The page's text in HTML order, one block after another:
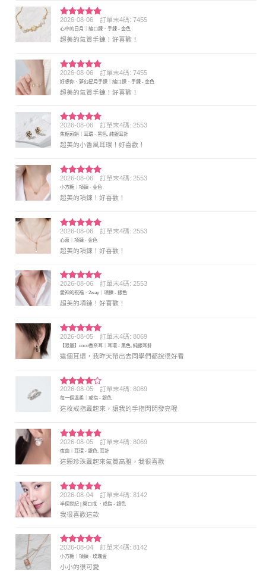
評分5 滿
分 5
2026-08-06 訂單末4碼: 7455
心中的日月｜縮口鍊．手鍊 - 金色
超美的氣質手鍊！好喜歡！
評分5滿
分 5
2026-08-06 訂單末4碼: 7455
好想你．夢幻星月手鍊｜縮口鍊．手鍊 - 金色
超美的氣質手鍊！好喜歡！
評分5 滿
分 5
2026-08-06 訂單末4碼: 2553
焦糖煎餅｜耳環 - 黑色, 純銀耳針
超美的小香風耳環！好喜歡！
評分5 滿
分 5
2026-08-06 訂單末4碼: 2553
小方糖｜項鍊 - 金色
超美的項鍊！好喜歡！
評分5滿
分 5
2026-08-06 訂單末4碼: 2553
心意｜項鍊 - 金色
超美的項鍊！好喜歡！
評分5 滿
分 5
2026-08-06 訂單末4碼: 2553
愛神的祝福．2way｜項鍊 - 銀色
超美的項鍊！好喜歡！
評分5 滿
分 5
2026-08-05 訂單末4碼: 8069
【限量】coco香奈耳｜耳環 - 黑色, 純銀耳針
這個耳環，我昨天帶出去同學們都說很好看
評分4
滿分 5
2026-08-05 訂單末4碼: 8069
每一個溫柔｜戒指 - 銀色
這枚戒指戴起來，讓我的手指閃閃發亮喔
評分5 滿
分 5
2026-08-05 訂單末4碼: 8069
夜曲｜耳環 - 銀色, 耳針
這顆珍珠戴起來氣質高雅，我很喜歡
評分5滿
分 5
2026-08-04 訂單末4碼: 8142
半個世紀 | 開口戒 ．戒指 - 銀色
我很喜歡這款
評分5 滿
分 5
2026-08-04 訂單末4碼: 8142
小方糖｜項鍊 - 玫瑰金
小小的很可愛